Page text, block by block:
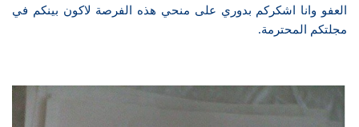
العفو وانا اشكركم بدوري على منحي هذه الفرصة لاكون بينكم في
مجلتكم المحترمة.